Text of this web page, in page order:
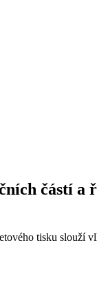
částí a
tisku slouží